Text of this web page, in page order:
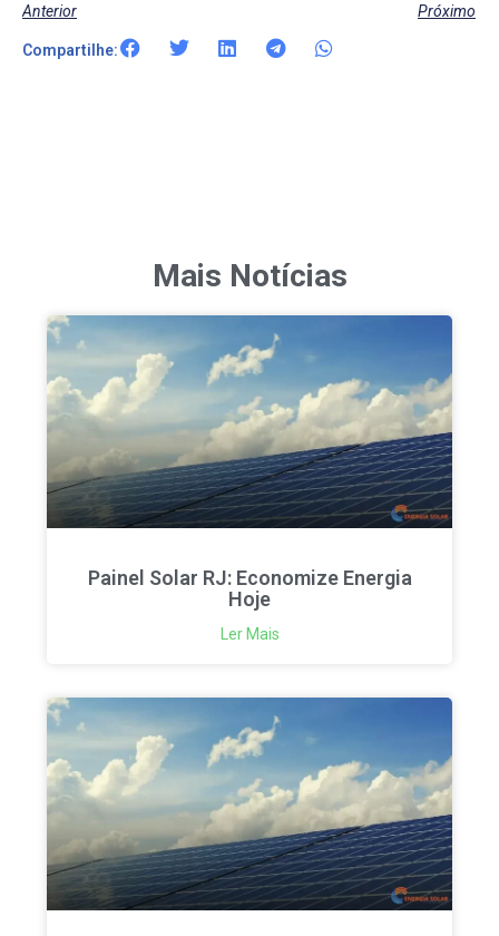
Anterior Próximo
Compartilhe:
Mais Notícias
Painel Solar RJ: Economize Energia
Hoje
Ler Mais